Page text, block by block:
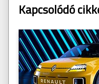
Kapcsolódó